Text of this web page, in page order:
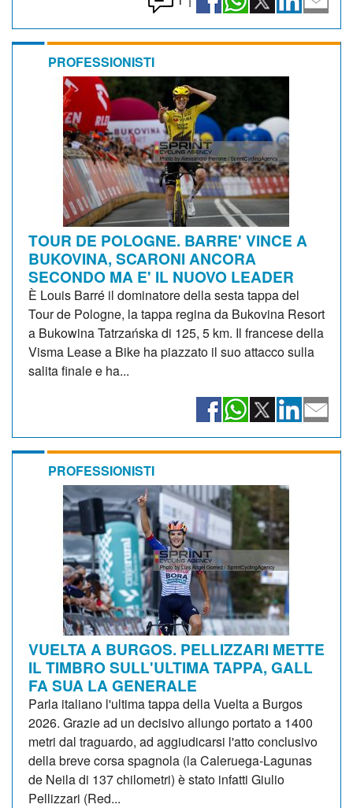
PROFESSIONISTI
TOUR DE POLOGNE. BARRE' VINCE A
BUKOVINA, SCARONI ANCORA
SECONDO MA E' IL NUOVO LEADER
È Louis Barré il dominatore della sesta tappa del
Tour de Pologne, la tappa regina da Bukovina Resort
a Bukowina Tatrzańska di 125, 5 km. Il francese della
Visma Lease a Bike ha piazzato il suo attacco sulla
salita finale e ha...
PROFESSIONISTI
VUELTA A BURGOS. PELLIZZARI METTE
IL TIMBRO SULL'ULTIMA TAPPA, GALL
FA SUA LA GENERALE
Parla italiano l'ultima tappa della Vuelta a Burgos
2026. Grazie ad un decisivo allungo portato a 1400
metri dal traguardo, ad aggiudicarsi l'atto conclusivo
della breve corsa spagnola (la Caleruega-Lagunas
de Neila di 137 chilometri) è stato infatti Giulio
Pellizzari (Red...